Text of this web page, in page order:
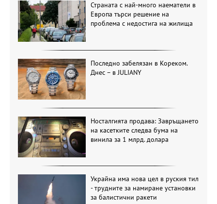
Страната с най-много наематели в
Европа търси решение на
проблема с недостига на жилища
Последно забелязан в Кореком.
Днес – в JULIANY
Носталгията продава: Завръщането
на касетките следва бума на
винила за 1 млрд. долара
Украйна има нова цел в руския тил
- трудните за намиране установки
за балистични ракети